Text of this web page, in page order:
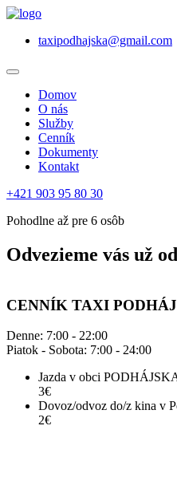
taxipodhajska@gmail.com
Domov
O nás
Služby
Cenník
Dokumenty
Kontakt
+421 903 95 80 30
Pohodlne až pre 6 osôb
Odvezieme vás už
CENNÍK TAXI
Denne: 7:00 - 22:00
Piatok - Sobota: 7:00 - 24:00
Jazda v obci
3€
Dovoz/odvoz do/z kina v
2€